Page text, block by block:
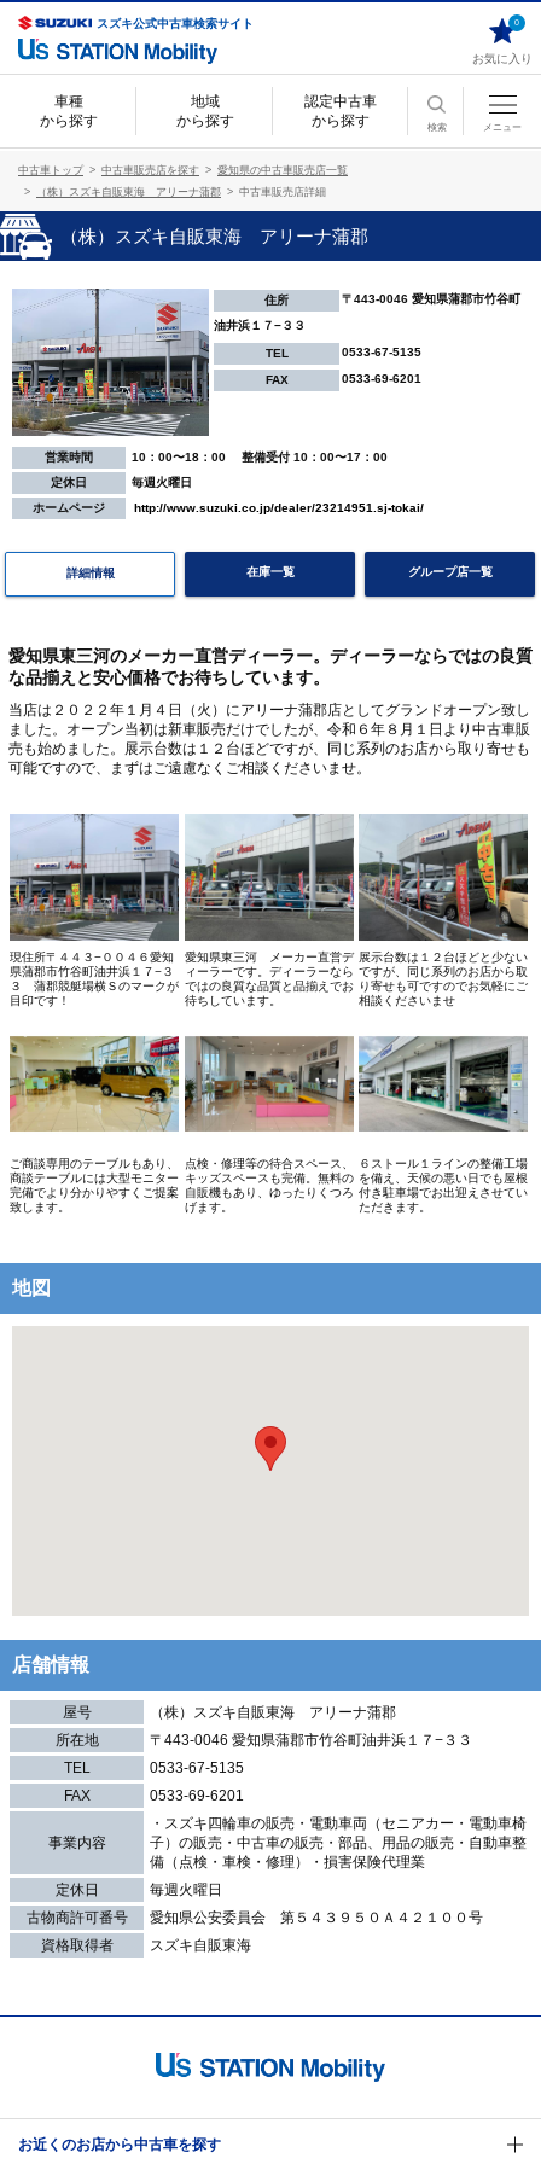
スズキ公式中古車検索サイト
お気に入り
0
車種
から探す
地域
から探す
認定中古車
から探す
検索 メニュー
中古車トップ 中古車販売店を探す
愛知県の中古車販売店一覧
（株）スズキ自販東海 アリーナ蒲郡
中古車販売店詳細
（株）スズキ自販東海 アリーナ蒲郡
住所 〒443-0046 愛知県蒲郡市竹谷町
油井浜１７−３３
TEL 0533-67-5135
FAX 0533-69-6201
営業時間
10：00〜18：00 整備受付 10：00〜17：00
定休日
毎週火曜日
ホームページ
http://www.suzuki.co.jp/dealer/23214951.sj-tokai/
詳細情報 在庫一覧 グループ店一覧
愛知県東三河のメーカー直営ディーラー。ディーラーならではの良質
な品揃えと安心価格でお待ちしています。
当店は２０２２年１月４日（火）にアリーナ蒲郡店としてグランドオープン致し
ました。オープン当初は新車販売だけでしたが、令和６年８月１日より中古車販
売も始めました。展示台数は１２台ほどですが、同じ系列のお店から取り寄せも
可能ですので、まずはご遠慮なくご相談くださいませ。
現住所〒４４３−００４６愛知
県蒲郡市竹谷町油井浜１７−３
３ 蒲郡競艇場横Ｓのマークが
目印です！
愛知県東三河 メーカー直営デ
ィーラーです。ディーラーなら
ではの良質な品質と品揃えでお
待ちしています。
展示台数は１２台ほどと少ない
ですが、同じ系列のお店から取
り寄せも可ですのでお気軽にご
相談くださいませ
ご商談専用のテーブルもあり、
商談テーブルには大型モニター
完備でより分かりやすくご提案
致します。
点検・修理等の待合スペース、
キッズスペースも完備。無料の
自販機もあり、ゆったりくつろ
げます。
６ストール１ラインの整備工場
を備え、天候の悪い日でも屋根
付き駐車場でお出迎えさせてい
ただきます。
地図
店舗情報
屋号
（株）スズキ自販東海 アリーナ蒲郡
所在地
〒443-0046 愛知県蒲郡市竹谷町油井浜１７−３３
TEL
0533-67-5135
FAX
0533-69-6201
事業内容
・スズキ四輪車の販売・電動車両（セニアカー・電動車椅
子）の販売・中古車の販売・部品、用品の販売・自動車整
備（点検・車検・修理）・損害保険代理業
定休日
毎週火曜日
古物商許可番号
愛知県公安委員会 第５４３９５０Ａ４２１００号
資格取得者
スズキ自販東海
お近くのお店から中古車を探す